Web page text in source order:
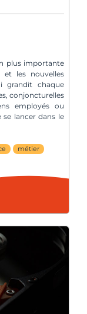
plus importante
les nouvelles
grandit chaque
conjoncturelles
employés ou
lancer dans le
métier